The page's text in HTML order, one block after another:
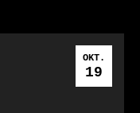
OKT.
19